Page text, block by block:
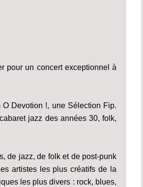
pour un concert exceptionnel à
Devotion !, une Sélection Fip.
jazz des années 30, folk,
de jazz, de folk et de post-punk
artistes les plus créatifs de la
les plus divers : rock, blues,